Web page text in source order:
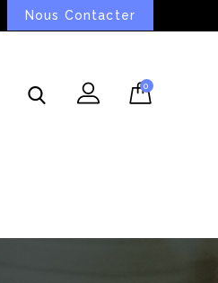
Nous Contacter
0